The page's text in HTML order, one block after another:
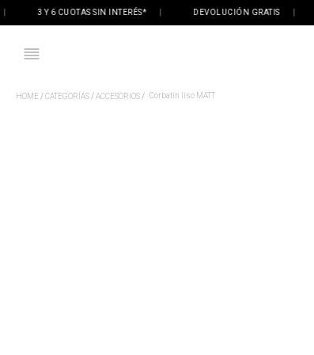
3 Y 6 CUOTAS SIN INTERÉS* | DEVOLUCIÓN GRATIS |
CATEGORÍAS ACCESORIOS Corbatín liso MATT